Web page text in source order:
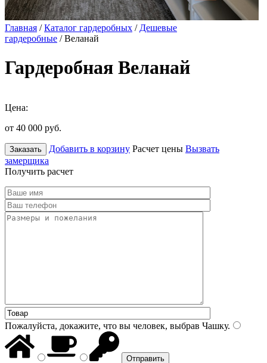
Главная /Каталог гардеробных / Дешевые
гардеробные / Веланай
Гардеробная Веланай
Цена:
от 40 000 руб.
Заказать Добавить в корзину Расчет цены Вызвать
замерщика
Получить расчет
Пожалуйста, докажите, что вы человек, выбрав Чашку.